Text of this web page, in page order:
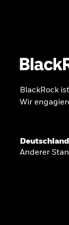
INSIDE THE
BlackRock
Wir
Deutschland
Anderer